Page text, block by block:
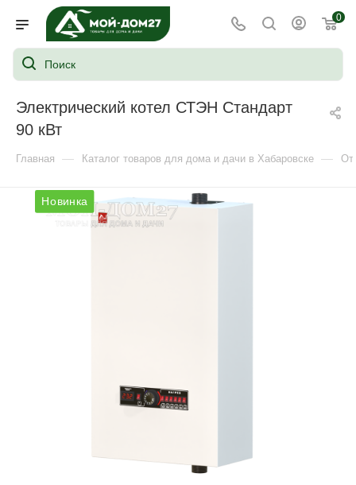
0
Электрический котел СТЭН Стандарт
90 кВт
Главная — Каталог товаров для дома и дачи в Хабаровске —
Новинка